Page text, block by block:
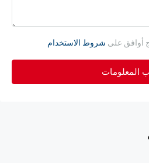
أوافق على شروط الاستخدام
المعلومات